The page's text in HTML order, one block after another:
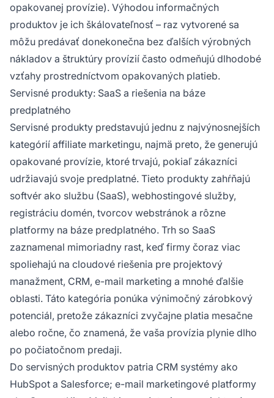
opakovanej provízie). Výhodou informačných
produktov je ich škálovateľnosť – raz vytvorené sa
môžu predávať donekonečna bez ďalších výrobných
nákladov a štruktúry provízií často odmeňujú dlhodobé
vzťahy prostredníctvom opakovaných platieb.
Servisné produkty: SaaS a riešenia na báze
predplatného
Servisné produkty predstavujú jednu z najvýnosnejších
kategórií affiliate marketingu, najmä preto, že generujú
opakované provízie, ktoré trvajú, pokiaľ zákazníci
udržiavajú svoje predplatné. Tieto produkty zahŕňajú
softvér ako službu (SaaS), webhostingové služby,
registráciu domén, tvorcov webstránok a rôzne
platformy na báze predplatného. Trh so SaaS
zaznamenal mimoriadny rast, keď firmy čoraz viac
spoliehajú na cloudové riešenia pre projektový
manažment, CRM, e-mail marketing a mnohé ďalšie
oblasti. Táto kategória ponúka výnimočný zárobkový
potenciál, pretože zákazníci zvyčajne platia mesačne
alebo ročne, čo znamená, že vaša provízia plynie dlho
po počiatočnom predaji.
Do servisných produktov patria CRM systémy ako
HubSpot a Salesforce; e-mail marketingové platformy